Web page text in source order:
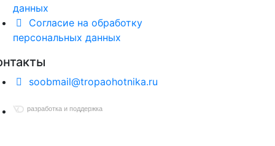
данных
Согласие на обработку
персональных данных
soobmail@tropaohotnika.ru
разработка и поддержка